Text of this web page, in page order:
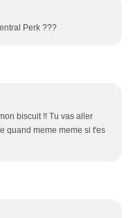
Perk ???
biscuit !! Tu vas aller
quand meme meme si t'es